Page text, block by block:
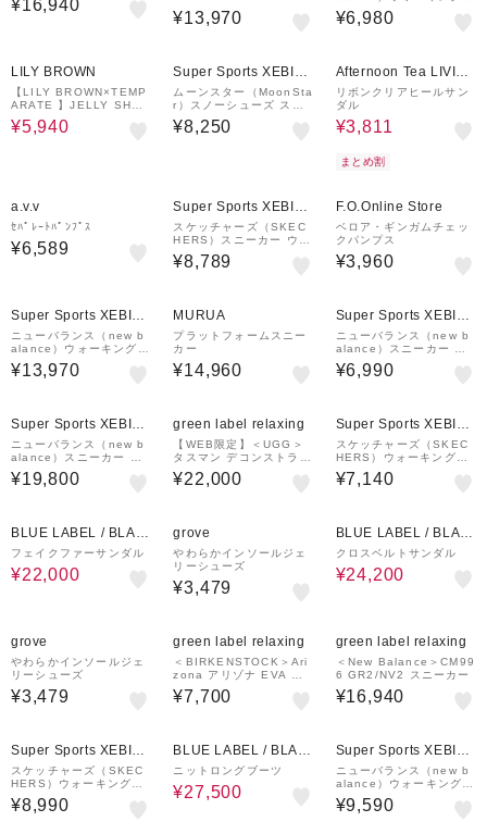
¥16,940
¥13,970
ューズ 363 v9 MW363
SA9 4E ワイド 幅広
¥6,980
LILY BROWN
【LILY BROWN×TEMP
ARATE 】JELLY SHOE
S
¥5,940
Super Sports XEBIO
&mall店
ムーンスター（MoonSta
r）スノーシューズ スノ
トレ SPLT FGM102 ブ
ラウン 13662943 シュ
¥8,250
Afternoon Tea LIVIN
G
リボンクリアヒールサン
ダル
¥3,811
まとめ割
a.v.v
ｾﾊﾟﾚｰﾄﾊﾟﾝﾌﾟｽ
¥6,589
Super Sports XEBIO
&mall店
スケッチャーズ（SKEC
HERS）スニーカー ウォ
ーキングシューズ スリッ
プインズ オンザゴー フ
¥8,789
F.O.Online Store
ベロア・ギンガムチェッ
クパンプス
¥3,960
Super Sports XEBIO
&mall店
ニューバランス（new b
alance）ウォーキングシ
ューズ フレッシュフォー
ム ウォーキング 880 v7
¥13,970
MURUA
プラットフォームスニー
カー
¥14,960
Super Sports XEBIO
&mall店
ニューバランス（new b
alance）スニーカー ウ
ォーキングシューズ 363
v9 ネイビー MW363SE
¥6,990
Super Sports XEBIO
&mall店
ニューバランス（new b
alance）スニーカー ウ
ォーキングシューズ ウォ
ーキング フレッシュ フ
¥19,800
green label relaxing
【WEB限定】＜UGG＞
タスマン デコンストラク
テッド
¥22,000
Super Sports XEBIO
&mall店
スケッチャーズ（SKEC
HERS）ウォーキングシ
ューズ スリップインズ
ゴーウォーク フレックス
¥7,140
BLUE LABEL / BLAC
K LABEL CRESTBRI
DGE
フェイクファーサンダル
¥22,000
grove
やわらかインソールジェ
リーシューズ
¥3,479
BLUE LABEL / BLAC
K LABEL CRESTBRI
DGE
クロスベルトサンダル
¥24,200
grove
やわらかインソールジェ
リーシューズ
¥3,479
green label relaxing
＜BIRKENSTOCK＞Ari
zona アリゾナ EVA サ
ンダル
¥7,700
green label relaxing
＜New Balance＞CM99
6 GR2/NV2 スニーカー
¥16,940
Super Sports XEBIO
&mall店
スケッチャーズ（SKEC
HERS）ウォーキングシ
ューズ スリップインズ
ゴーウォーク アーチフィ
¥8,990
BLUE LABEL / BLAC
K LABEL CRESTBRI
DGE
ニットロングブーツ
¥27,500
Super Sports XEBIO
&mall店
ニューバランス（new b
alance）ウォーキングシ
ューズ フレッシュフォー
ム ウォーキング 880 v7
¥9,590